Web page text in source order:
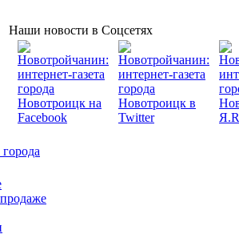
Наши новости в Соцсетях